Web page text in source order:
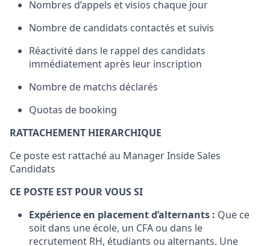
Nombres d’appels et visios chaque jour
Nombre de candidats contactés et suivis
Réactivité dans le rappel des candidats
immédiatement après leur inscription
Nombre de matchs déclarés
Quotas de booking
RATTACHEMENT HIERARCHIQUE
Ce poste est rattaché au Manager Inside Sales
Candidats
CE POSTE EST POUR VOUS SI
Expérience en placement d’alternants : Que ce
soit dans une école, un CFA ou dans le
recrutement RH, étudiants ou alternants. Une